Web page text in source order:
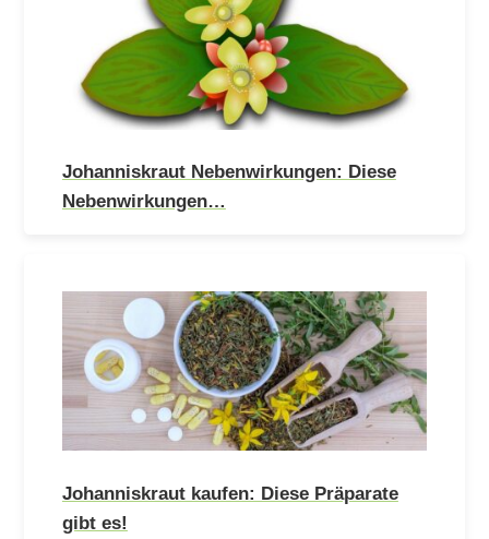
Johanniskraut Nebenwirkungen: Diese
Nebenwirkungen…
Johanniskraut kaufen: Diese Präparate
gibt es!